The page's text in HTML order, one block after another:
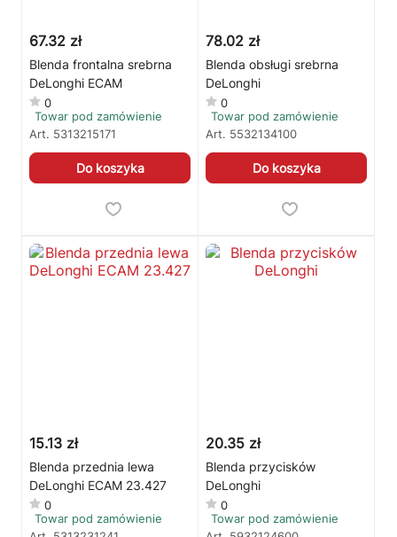
67.32 zł
Blenda frontalna srebrna
DeLonghi ECAM
0
Towar pod zamówienie
Art. 5313215171
Do koszyka
78.02 zł
Blenda obsługi srebrna
DeLonghi
0
Towar pod zamówienie
Art. 5532134100
Do koszyka
15.13 zł
Blenda przednia lewa
DeLonghi ECAM 23.427
0
Towar pod zamówienie
20.35 zł
Blenda przycisków
DeLonghi
0
Towar pod zamówienie